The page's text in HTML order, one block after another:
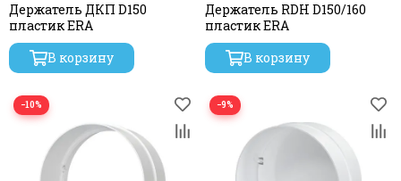
Держатель ДКП D150
пластик ERA
В корзину
Держатель RDH D150/160
пластик ERA
В корзину
−10% −9%